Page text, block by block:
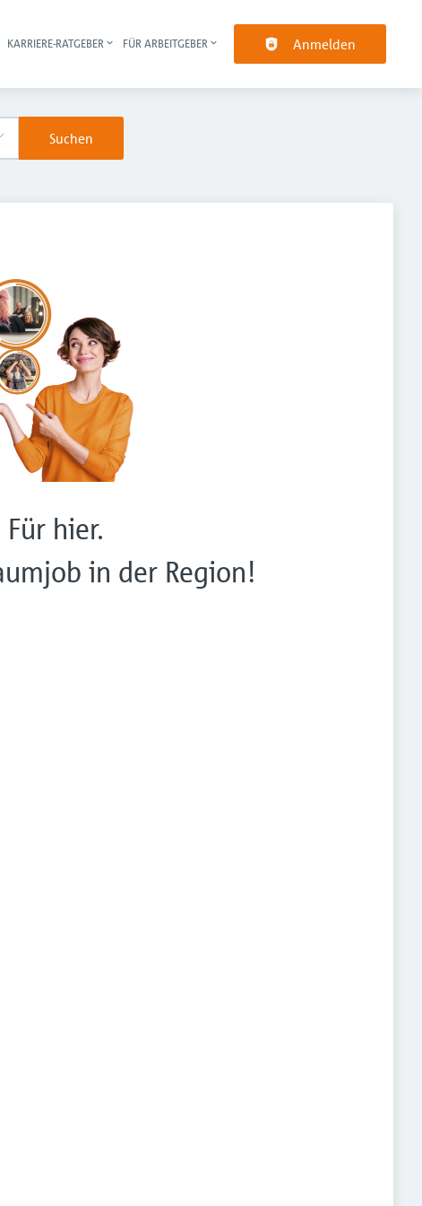
Navigation
KARRIERE-RATGEBER FÜR ARBEITGEBER Anmelden
Suchen
hier.
in der Region!